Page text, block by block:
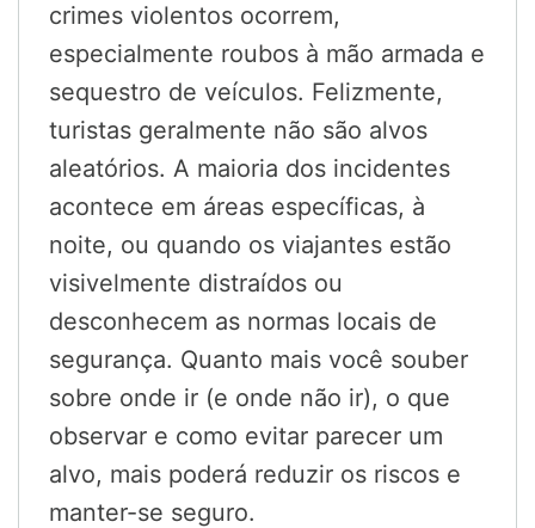
crimes violentos ocorrem,
especialmente roubos à mão armada e
sequestro de veículos. Felizmente,
turistas geralmente não são alvos
aleatórios. A maioria dos incidentes
acontece em áreas específicas, à
noite, ou quando os viajantes estão
visivelmente distraídos ou
desconhecem as normas locais de
segurança. Quanto mais você souber
sobre onde ir (e onde não ir), o que
observar e como evitar parecer um
alvo, mais poderá reduzir os riscos e
manter-se seguro.